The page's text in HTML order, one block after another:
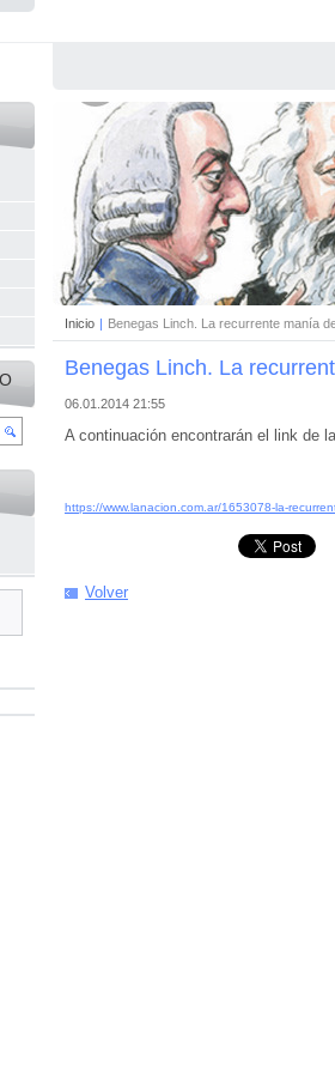
Inicio | Benegas Linch. La recurrente manía
Benegas Linch. La
06.01.2014 21:55
A continuación encontrarán el link de
https://www.lanacion.com.ar/1653078-la-
Volver